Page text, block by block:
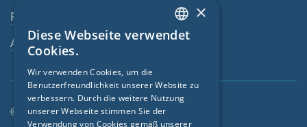
Fachhändler
Ansprechperson
© SIGA 2026
ENGLISH
FRENCH
CZECH
×
Diese Webseite verwendet
Cookies.
Wir verwenden Cookies, um die
Benutzerfreundlichkeit unserer Website zu
verbessern. Durch die weitere Nutzung
unserer Webseite stimmen Sie der
Verwendung von Cookies gemäß unserer